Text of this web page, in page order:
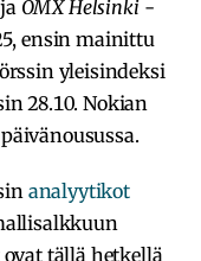
ja OMX Helsinki-
ensin mainittu
yleisindeksi
28.10. Nokian
analyytikot
tällä hetkellä